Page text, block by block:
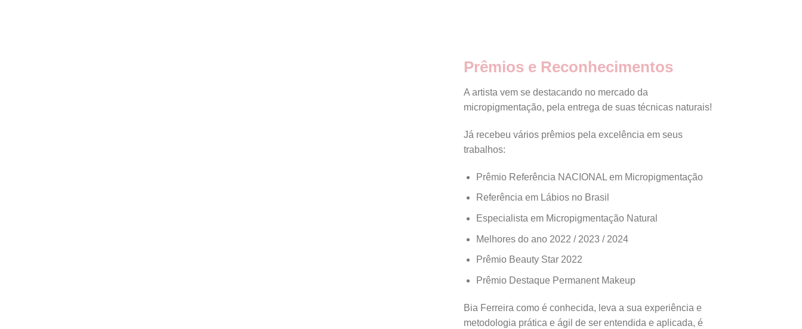
Prêmios e Reconhecimentos
A artista vem se destacando no mercado da
micropigmentação, pela entrega de suas técnicas naturais!
Já recebeu vários prêmios pela excelência em seus
trabalhos:
Prêmio Referência NACIONAL em Micropigmentação
Referência em Lábios no Brasil
Especialista em Micropigmentação Natural
Melhores do ano 2022 / 2023 / 2024
Prêmio Beauty Star 2022
Prêmio Destaque Permanent Makeup
Bia Ferreira como é conhecida, leva a sua experiência e
metodologia prática e ágil de ser entendida e aplicada, é